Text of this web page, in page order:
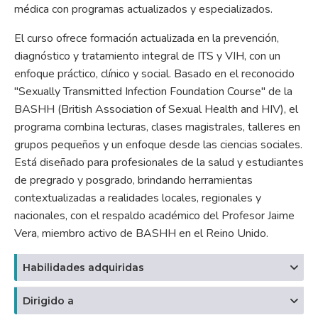
médica con programas actualizados y especializados.
El curso ofrece formación actualizada en la prevención,
diagnóstico y tratamiento integral de ITS y VIH, con un
enfoque práctico, clínico y social. Basado en el reconocido
"Sexually Transmitted Infection Foundation Course" de la
BASHH (British Association of Sexual Health and HIV), el
programa combina lecturas, clases magistrales, talleres en
grupos pequeños y un enfoque desde las ciencias sociales.
Está diseñado para profesionales de la salud y estudiantes
de pregrado y posgrado, brindando herramientas
contextualizadas a realidades locales, regionales y
nacionales, con el respaldo académico del Profesor Jaime
Vera, miembro activo de BASHH en el Reino Unido.
Habilidades adquiridas
Dirigido a